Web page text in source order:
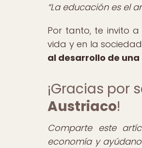
La educación es el
Por tanto, te invito
vida y en la
al desarrollo de
¡Gracias por
Austriaco!
Comparte este
economía y